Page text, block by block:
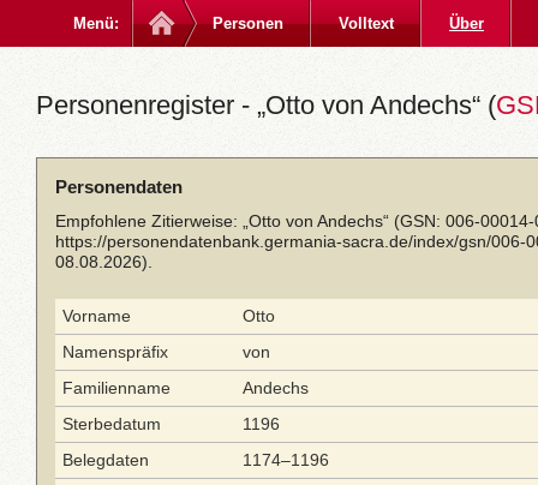
Menü: Personen Volltext Über
Personenregister - „Otto von Andechs“ (
Personendaten
Empfohlene Zitierweise: „Otto von Andechs“ (GSN: 006-
https://personendatenbank.germania-sacra.de/index/gsn/006-
08.08.2026).
Vorname
Otto
Namenspräfix
von
Familienname
Andechs
Sterbedatum
1196
Belegdaten
1174–1196